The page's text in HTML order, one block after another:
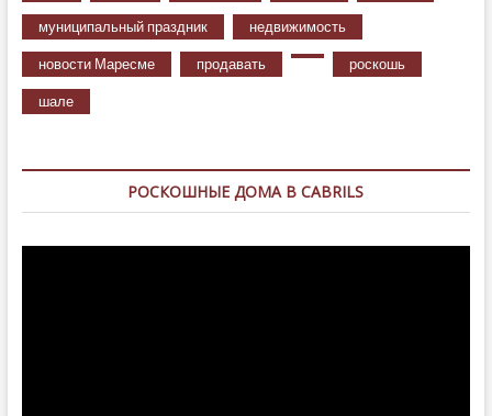
муниципальный праздник недвижимость
новости Маресме продавать роскошь
шале
РОСКОШНЫЕ ДОМА В CABRILS